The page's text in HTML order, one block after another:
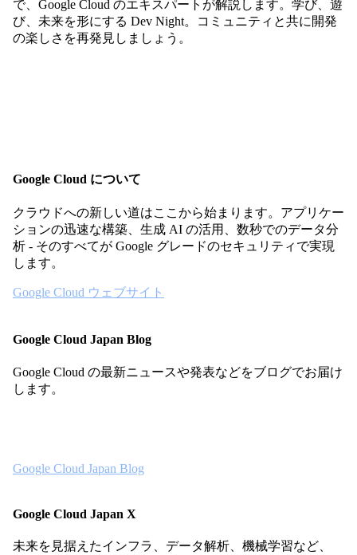
で、Google Cloud のエキスパートが解説します。学び、遊
び、未来を形にする Dev Night。コミュニティと共に開発
の楽しさを再発見しましょう。
Google Cloud について
クラウドへの新しい道はここから始まります。アプリケー
ションの迅速な構築、生成 AI の活用、数秒でのデータ分
析 - そのすべてが Google グレードのセキュリティで実現
します。
Google Cloud ウェブサイト
Google Cloud Japan Blog
Google Cloud の最新ニュースや発表などをブログでお届け
します。
Google Cloud Japan Blog
Google Cloud Japan X
未来を見据えたインフラ、データ解析、機械学習など、